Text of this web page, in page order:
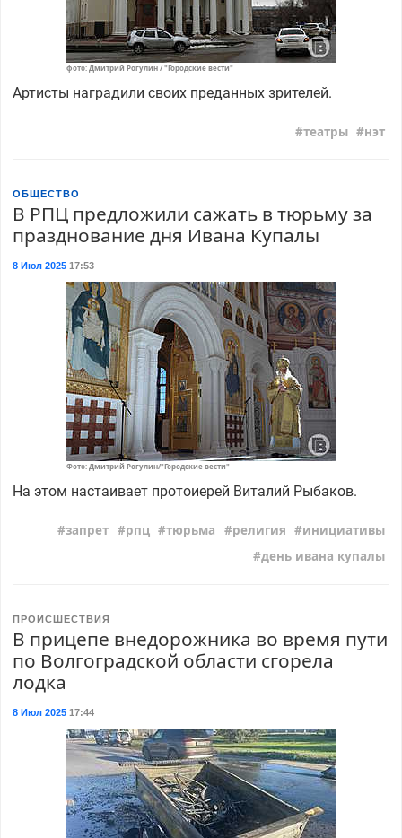
фото: Дмитрий Рогулин / "Городские вести"
Артисты наградили своих преданных зрителей.
театры нэт
ОБЩЕСТВО
В РПЦ предложили сажать в тюрьму за
празднование дня Ивана Купалы
8 Июл 202517:53
Фото: Дмитрий Рогулин/"Городские вести"
На этом настаивает протоиерей Виталий Рыбаков.
запрет рпц тюрьма религия
инициативы
день ивана купалы
ПРОИСШЕСТВИЯ
В прицепе внедорожника во время пути
по Волгоградской области сгорела
лодка
8 Июл 202517:44